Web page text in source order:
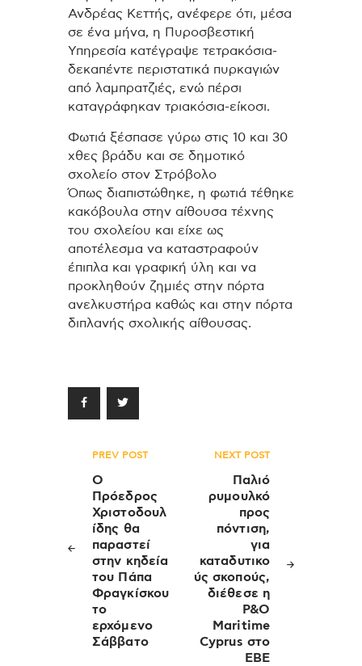
Ανδρέας Κεττής, ανέφερε ότι, μέσα
σε ένα μήνα, η Πυροσβεστική
Υπηρεσία κατέγραψε τετρακόσια-
δεκαπέντε περιστατικά πυρκαγιών
από λαμπρατζιές, ενώ πέρσι
καταγράφηκαν τριακόσια-είκοσι.
Φωτιά ξέσπασε γύρω στις 10 και 30
χθες βράδυ και σε δημοτικό
σχολείο στον Στρόβολο
Όπως διαπιστώθηκε, η φωτιά τέθηκε
κακόβουλα στην αίθουσα τέχνης
του σχολείου και είχε ως
αποτέλεσμα να καταστραφούν
έπιπλα και γραφική ύλη και να
προκληθούν ζημιές στην πόρτα
ανελκυστήρα καθώς και στην πόρτα
διπλανής σχολικής αίθουσας.
Πλοήγηση
άρθρων
PREV POST
Ο
Πρόεδρος
Χριστοδουλ
ίδης θα
παραστεί
στην κηδεία
του Πάπα
Φραγκίσκου
το
ερχόμενο
Σάββατο
NEXT POST
Παλιό
ρυμουλκό
προς
πόντιση,
για
καταδυτικο
ύς σκοπούς,
διέθεσε η
P&O
Maritime
Cyprus στο
ΕΒΕ